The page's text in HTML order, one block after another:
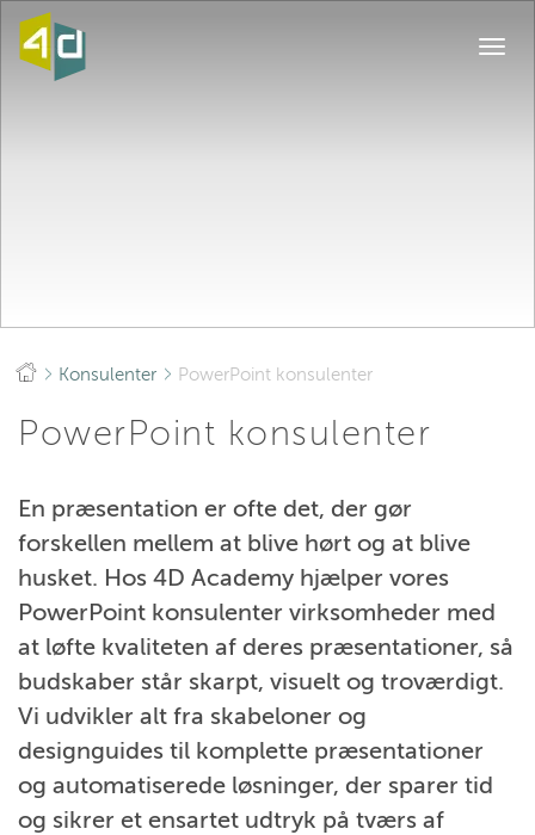
Konsulenter PowerPoint konsulenter
PowerPoint konsulenter
En præsentation er ofte det, der gør
forskellen mellem at blive hørt og at blive
husket. Hos 4D Academy hjælper vores
PowerPoint konsulenter virksomheder med
at løfte kvaliteten af deres præsentationer, så
budskaber står skarpt, visuelt og troværdigt.
Vi udvikler alt fra skabeloner og
designguides til komplette præsentationer
og automatiserede løsninger, der sparer tid
og sikrer et ensartet udtryk på tværs af